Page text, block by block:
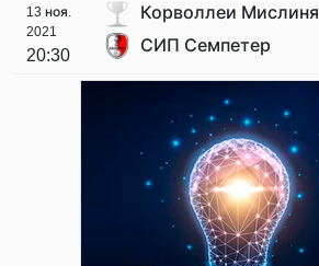
13 ноя.
2021
20:30
Корволлеи Мислиня
СИП Семпетер